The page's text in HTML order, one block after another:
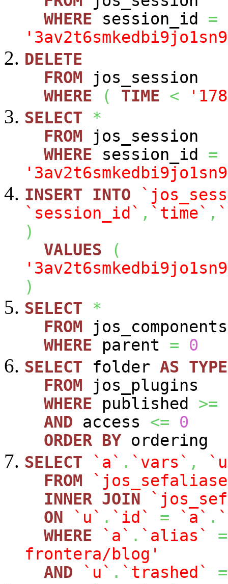
WHERE session_id =
DELETE
FROM jos_session
WHERE
( TIME <
SELECT
*
FROM jos_session
WHERE session_id =
INSERT
INTO
`session_id` , `time` ,
)
VALUES
(
)
SELECT
*
FROM jos_components
WHERE parent =
0
SELECT folder AS TYPE
FROM jos_plugins
WHERE published >=
AND access <=
0
ORDER BY ordering
SELECT
`a` . `vars` ,
FROM
INNER JOIN
ON
`u` . `id` = `a` .
WHERE
`a` . `alias`
=
frontera/blog'
AND
`u` . `trashed`
=